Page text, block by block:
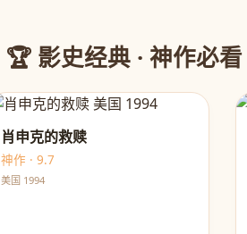
🏆 影史经典 · 神作必看
肖申克的救赎
神作 · 9.7
美国 1994